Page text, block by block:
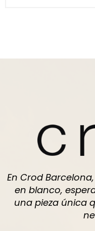
En Crod
en blanco,
una pieza única